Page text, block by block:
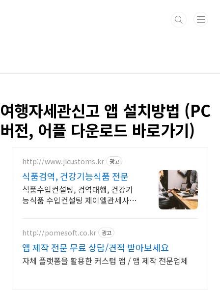
여행자세관신고 앱 설치방법 (PC
버전, 어플 다운로드 바로가기)
http://www.jlcustoms.kr 광고
식품검역, 건강기능식품 전문
식품수입컨설팅, 검역대행, 건강기
능식품 수입컨설팅 제이엘관세사무
http://pomesoft.co.kr 광고
앱 제작 전문 무료 상담/견적 받아보세요
자체 플랫폼을 활용한 커스텀 앱 / 앱 제작 전문업체